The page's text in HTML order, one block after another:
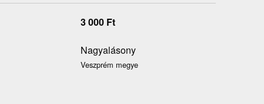
3 000 Ft
Nagyalásony
Veszprém megye